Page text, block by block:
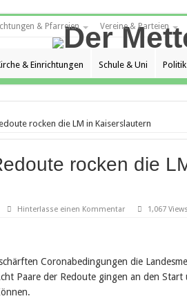
& Pfarreien Vereine & Parteien
& Einrichtungen Schule & Uni Politik
rocken die LM in Kaiserslautern
rocken die
Hinterlasse einen Kommentar 1,067 Views
Coronabedingungen die
Paare der Redoute gingen an den